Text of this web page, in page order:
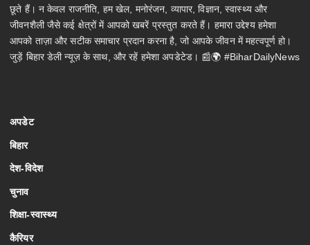
छूते हैं। न केवल राजनीति, हम खेल, मनोरंजन, व्यापार, विज्ञान, स्वास्थ्य और
जीवनशैली जैसे कई क्षेत्रों में आपको खबरें प्रस्तुत करते हैं। हमारा उद्देश्य हमेशा
आपको ताज़ा और सटीक समाचार प्रदान करना है, जो आपके जीवन में महत्वपूर्ण हो।
जुड़ें बिहार डेली न्यूज़ के साथ, और रहें हमेशा अपडेटेड। 📰🌍 #BiharDailyNews
अपडेट
बिहार
देश-विदेश
चुनाव
शिक्षा-स्वास्थ्य
कैरियर